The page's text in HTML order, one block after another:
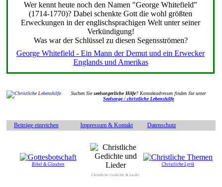
Wer kennt heute noch den Namen "George Whitefield"
(1714-1770)? Dabei schenkte Gott die wohl größten
Erweckungen in der englischsprachigen Welt unter seiner
Verkündigung!
Was war der Schlüssel zu diesen Segensströmen?
George Whitefield - Ein Mann der Demut und ein Erwecker
Englands und Amerikas
Suchen Sieseelsorgerliche Hilfe? Kontaktadressen finden Sie unter
Seelsorge / christliche Lebenshilfe
Beiträge einreichen Impressum & Kontakt Datenschutz
Bibel & Glauben
Christliche Gedichte & Lieder
Christliche Lyrik